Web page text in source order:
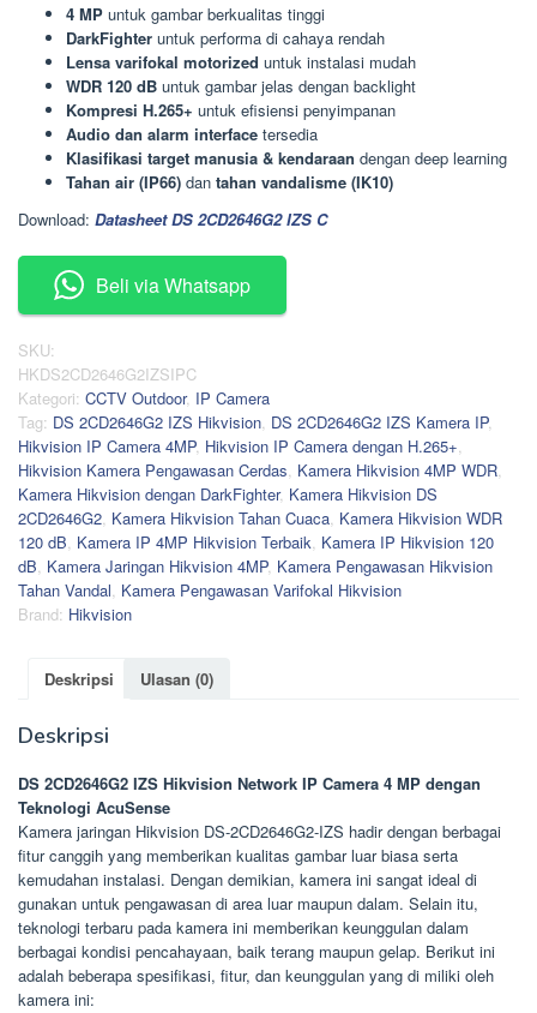
Rp3.772.000.
4 MP untuk gambar berkualitas tinggi
DarkFighter untuk performa di cahaya rendah
Lensa varifokal motorized untuk instalasi mudah
WDR 120 dB untuk gambar jelas dengan backlight
Kompresi H.265+ untuk efisiensi penyimpanan
Audio dan alarm interface tersedia
Klasifikasi target manusia & kendaraan dengan deep learning
Tahan air (IP66) dan tahan vandalisme (IK10)
Download: Datasheet DS 2CD2646G2 IZS C
Beli via Whatsapp
SKU:
HKDS2CD2646G2IZSIPC
Kategori: CCTV Outdoor, IP Camera
Tag: DS 2CD2646G2 IZS Hikvision, DS 2CD2646G2 IZS Kamera IP,
Hikvision IP Camera 4MP, Hikvision IP Camera dengan H.265+,
Hikvision Kamera Pengawasan Cerdas, Kamera Hikvision 4MP WDR,
Kamera Hikvision dengan DarkFighter, Kamera Hikvision DS
2CD2646G2, Kamera Hikvision Tahan Cuaca, Kamera Hikvision WDR
120 dB, Kamera IP 4MP Hikvision Terbaik, Kamera IP Hikvision 120
dB, Kamera Jaringan Hikvision 4MP, Kamera Pengawasan Hikvision
Tahan Vandal, Kamera Pengawasan Varifokal Hikvision
Brand: Hikvision
Deskripsi Ulasan (0)
Deskripsi
DS 2CD2646G2 IZS Hikvision Network IP Camera 4 MP dengan
Teknologi AcuSense
Kamera jaringan Hikvision DS-2CD2646G2-IZS hadir dengan berbagai
fitur canggih yang memberikan kualitas gambar luar biasa serta
kemudahan instalasi. Dengan demikian, kamera ini sangat ideal di
gunakan untuk pengawasan di area luar maupun dalam. Selain itu,
teknologi terbaru pada kamera ini memberikan keunggulan dalam
berbagai kondisi pencahayaan, baik terang maupun gelap. Berikut ini
adalah beberapa spesifikasi, fitur, dan keunggulan yang di miliki oleh
kamera ini: